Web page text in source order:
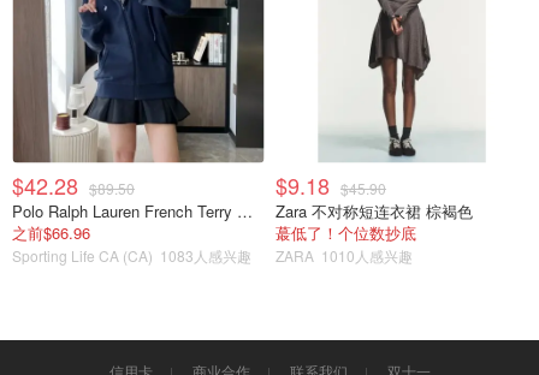
$42.28 $89.50
Polo Ralph Lauren French Terry 女童连帽卫衣 7-16码
之前$66.96
Sporting Life CA (CA) 1083人感兴趣
$9.18 $45.90
Zara 不对称短连衣裙 棕褐色
蕞低了！个位数抄底
ZARA 1010人感兴趣
信用卡 商业合作 联系我们 双十一